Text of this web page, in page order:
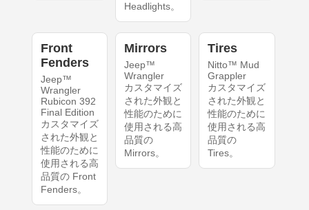
Headlights。
Front
Fenders
Jeep™
Wrangler
Rubicon 392
Final Edition
カスタマイズ
された外観と
性能のために
使用される高
品質の Front
Fenders。
Mirrors
Jeep™
Wrangler
カスタマイズ
された外観と
性能のために
使用される高
品質の
Mirrors。
Tires
Nitto™ Mud
Grappler
カスタマイズ
された外観と
性能のために
使用される高
品質の
Tires。